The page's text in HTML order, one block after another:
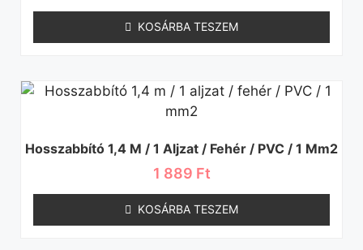
KOSÁRBA TESZEM
Hosszabbító 1,4 M / 1 Aljzat / Fehér / PVC / 1 Mm2
1 889 Ft
KOSÁRBA TESZEM